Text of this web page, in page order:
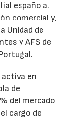
española.
comercial y,
Unidad de
y AFS de
en
de
del mercado
cargo de